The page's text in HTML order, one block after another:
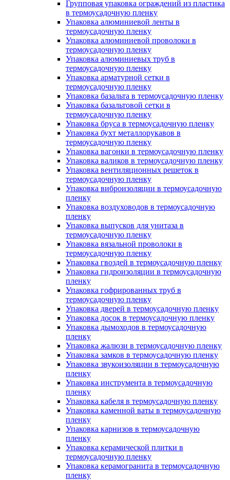
Групповая упаковка ограждений из пластика
в термоусадочную пленку
Упаковка алюминиевой ленты в
термоусадочную пленку
Упаковка алюминиевой проволоки в
термоусадочную пленку
Упаковка алюминиевых труб в
термоусадочную пленку
Упаковка арматурной сетки в
термоусадочную пленку
Упаковка базальта в термоусадочную пленку
Упаковка базальтовой сетки в
термоусадочную пленку
Упаковка бруса в термоусадочную пленку
Упаковка бухт металлорукавов в
термоусадочную пленку
Упаковка вагонки в термоусадочную пленку
Упаковка валиков в термоусадочную пленку
Упаковка вентиляционных решеток в
термоусадочную пленку
Упаковка виброизоляции в термоусадочную
пленку
Упаковка воздуховодов в термоусадочную
пленку
Упаковка выпусков для унитаза в
термоусадочную пленку
Упаковка вязальной проволоки в
термоусадочную пленку
Упаковка гвоздей в термоусадочную пленку
Упаковка гидроизоляции в термоусадочную
пленку
Упаковка гофрированных труб в
термоусадочную пленку
Упаковка дверей в термоусадочную пленку
Упаковка досок в термоусадочную пленку
Упаковка дымоходов в термоусадочную
пленку
Упаковка жалюзи в термоусадочную пленку
Упаковка замков в термоусадочную пленку
Упаковка звукоизоляции в термоусадочную
пленку
Упаковка инструмента в термоусадочную
пленку
Упаковка кабеля в термоусадочную пленку
Упаковка каменной ваты в термоусадочную
пленку
Упаковка карнизов в термоусадочную
пленку
Упаковка керамической плитки в
термоусадочную пленку
Упаковка керамогранита в термоусадочную
пленку